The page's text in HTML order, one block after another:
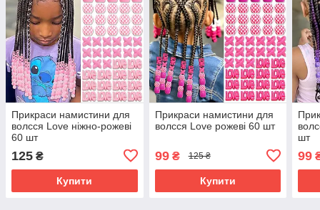
Прикраси намистини для
волсся Love ніжно-рожеві
60 шт
125 ₴
Купити
Прикраси намистини для
волсся Love рожеві 60 шт
99₴ 125 ₴
Купити
шт
99